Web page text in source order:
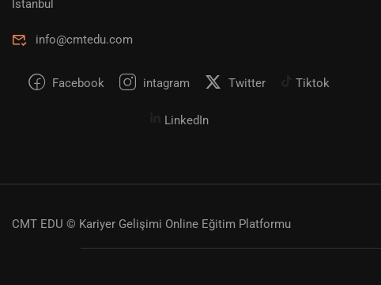
İstanbul
info@cmtedu.com
Facebook intagram Twitter Tiktok
LinkedIn
CMT EDU © Kariyer Gelişimi Online Eğitim Platformu